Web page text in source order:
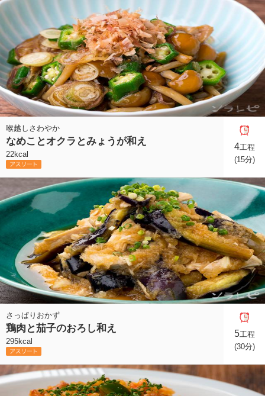
喉越しさわやか
なめことオクラとみょうが和え
22kcal
4工程
(15分)
さっぱりおかず
鶏肉と茄子のおろし和え
295kcal
5工程
(30分)